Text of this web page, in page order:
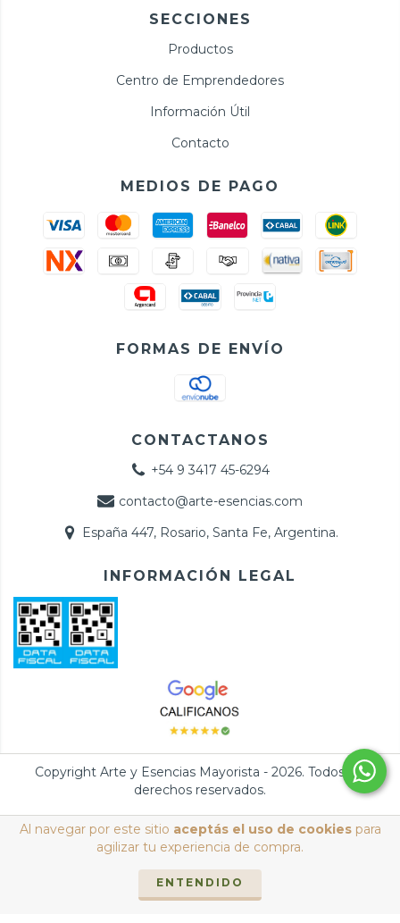
Al navegar por este sitio aceptás el uso de cookiespara
agilizar tu experiencia de compra.
ENTENDIDO
SECCIONES
Productos
Centro de Emprendedores
Información Útil
Contacto
MEDIOS DE PAGO
FORMAS DE ENVÍO
CONTACTANOS
+54 9 3417 45-6294
contacto@arte-esencias.com
España 447, Rosario, Santa Fe, Argentina.
INFORMACIÓN LEGAL
Copyright Arte y Esencias Mayorista - 2026. Todos los
derechos reservados.
Defensa de las y los consumidores. Para reclamos ingresá acá.
/
Botón de arrepentimiento